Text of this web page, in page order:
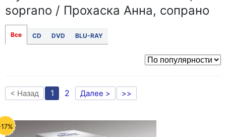
soprano / Прохаска Анна, сопрано
Все CD DVD BLU-RAY
< Назад 1 2 Далее > >>